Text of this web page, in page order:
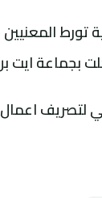
تورط
بجماعة ايت
اعمال